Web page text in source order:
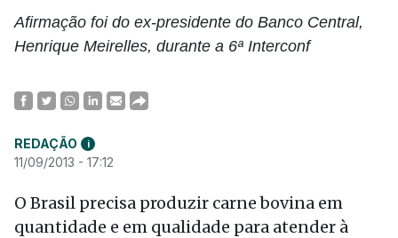
Afirmação foi do ex-presidente do Banco Central,
Henrique Meirelles, durante a 6ª Interconf
REDAÇÃO i
11/09/2013 - 17:12
O Brasil precisa produzir carne bovina em
quantidade e em qualidade para atender à